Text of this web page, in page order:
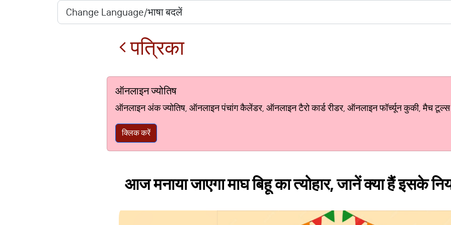
पत्रिका
ऑनलाइन ज्योतिष
ऑनलाइन अंक ज्योतिष, ऑनलाइन पंचांग कैलेंडर, ऑनलाइन टैरो कार्ड रीडर, ऑनलाइन फॉर्च्यून कुकी, मैच टूल्स
क्लिक करें
आज मनाया जाएगा माघ बिहू का त्योहार, जानें क्या हैं इसके